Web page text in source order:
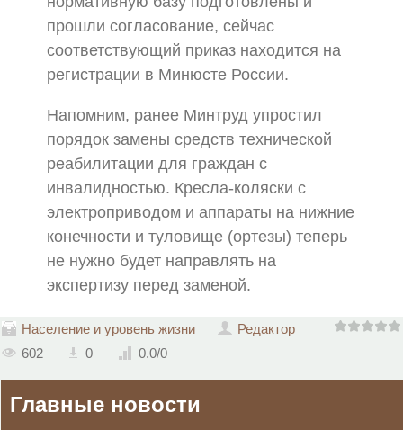
прошли согласование, сейчас
соответствующий приказ находится на
регистрации в Минюсте России.
Напомним, ранее Минтруд упростил
порядок замены средств технической
реабилитации для граждан с
инвалидностью. Кресла-коляски с
электроприводом и аппараты на нижние
конечности и туловище (ортезы) теперь
не нужно будет направлять на
экспертизу перед заменой.
Население и уровень жизни
Редактор
602
0 0.0/0
Главные новости